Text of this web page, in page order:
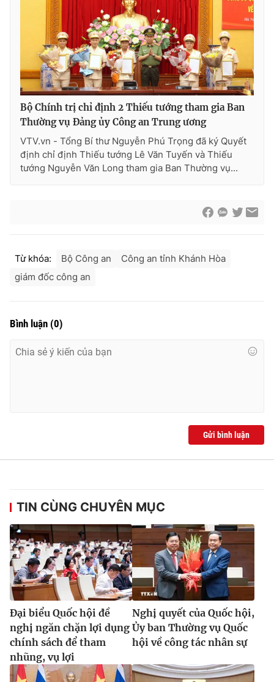
® Cấm sao chép dưới mọi hình thức nếu không có sự chấp
thuận bằng văn bản. Ghi rõ nguồn VTV.vn khi phát hành lại
thông tin từ website này.
Bộ Chính trị chỉ định 2 Thiếu tướng tham gia Ban
Thường vụ Đảng ủy Công an Trung ương
VTV.vn - Tổng Bí thư Nguyễn Phú Trọng đã ký Quyết
định chỉ định Thiếu tướng Lê Văn Tuyến và Thiếu
tướng Nguyễn Văn Long tham gia Ban Thường vụ...
Từ khóa: Bộ Công an
Công an tỉnh Khánh Hòa
giám đốc công an
Bình luận (0)
Gửi bình luận
TIN CÙNG CHUYÊN MỤC
Đại biểu Quốc hội đề
nghị ngăn chặn lợi dụng
chính sách để tham
nhũng, vụ lợi
Nghị quyết của Quốc hội,
Ủy ban Thường vụ Quốc
hội về công tác nhân sự